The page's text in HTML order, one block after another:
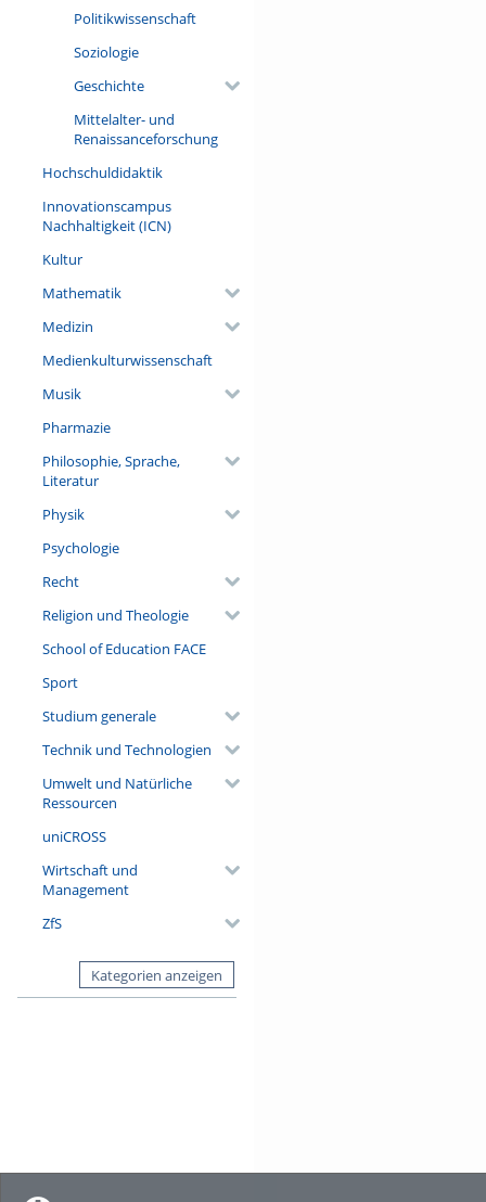
Politikwissenschaft
Soziologie
Geschichte
Mittelalter- und
Renaissanceforschung
Hochschuldidaktik
Innovationscampus
Nachhaltigkeit (ICN)
Kultur
Mathematik
Medizin
Medienkulturwissenschaft
Musik
Pharmazie
Philosophie, Sprache,
Literatur
Physik
Psychologie
Recht
Religion und Theologie
School of Education FACE
Sport
Studium generale
Technik und Technologien
Umwelt und Natürliche
Ressourcen
uniCROSS
Wirtschaft und
Management
ZfS
Kategorien anzeigen